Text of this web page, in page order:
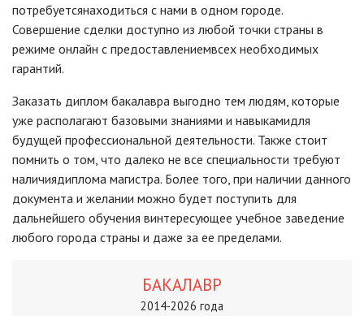
потребуетсянаходиться с нами в одном городе.
Совершение сделки доступно из любой точки страны в
режиме онлайн с предоставлениемвсех необходимых
гарантий.
Заказать диплом бакалавра выгодно тем людям, которые
уже располагают базовыми знаниями и навыкамидля
будущей профессиональной деятельности. Также стоит
помнить о том, что далеко не все специальности требуют
наличиядиплома магистра. Более того, при наличии данного
документа и желании можно будет поступить для
дальнейшего обучения винтересующее учебное заведение
любого города страны и даже за ее пределами.
БАКАЛАВР
2014-2026 года